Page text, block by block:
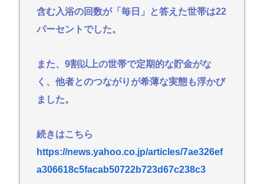
東浩紀さん、右からも左からも叩かれる「ポジショ
ントークをしないからこそ信頼できる」と擁護され
イチローの晩年(2011-2019)の成績、流石に擁護でき
ないwww
『ヤニねこ』新海誠、水島努、綾辻行人らクリエイ
Powered by livedoor 相互RSS
含む入浴の回数が「毎日」と答えた世帯は22
パーセントでした。
また、9割以上の世帯で定期的な貯金がな
く、他者とのつながりが希薄な実態も浮かび
ました。
続きはこちら
https://news.yahoo.co.jp/articles/7ae326ef
a306618c5facab50722b723d67c238c3